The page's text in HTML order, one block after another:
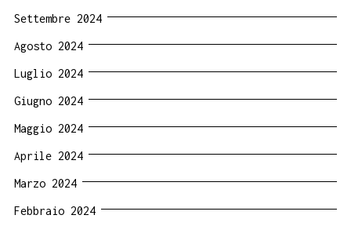
Settembre 2024
Agosto 2024
Luglio 2024
Giugno 2024
Maggio 2024
Aprile 2024
Marzo 2024
Febbraio 2024